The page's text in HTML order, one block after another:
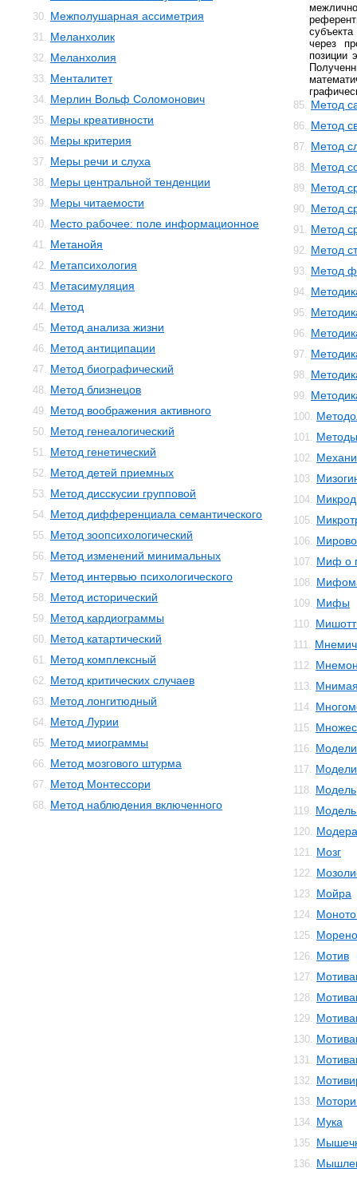
30. Межполушарная ассиметрия
31. Меланхолик
32. Меланхолия
33. Менталитет
34. Мерлин Вольф Соломонович
35. Меры креативности
36. Меры критерия
37. Меры речи и слуха
38. Меры центральной тенденции
39. Меры читаемости
40. Место рабочее: поле информационное
41. Метанойя
42. Метапсихология
43. Метасимуляция
44. Метод
45. Метод анализа жизни
46. Метод антиципации
47. Метод биографический
48. Метод близнецов
49. Метод воображения активного
50. Метод генеалогический
51. Метод генетический
52. Метод детей приемных
53. Метод дисскусии групповой
54. Метод дифференциала семантического
55. Метод зоопсихологический
56. Метод изменений минимальных
57. Метод интервью психологического
58. Метод исторический
59. Метод кардиограммы
60. Метод катартический
61. Метод комплексный
62. Метод критических случаев
63. Метод лонгитюдный
64. Метод Лурии
65. Метод миограммы
66. Метод мозгового штурма
67. Метод Монтессори
68. Метод наблюдения включенного
через
позиции
85. Метод
86. Метод
87. Метод
88. Метод
89. Метод
90. Метод
91. Метод
92. Метод
93. Метод
94.
95.
96.
97.
98.
99.
100.
101. Методы
102.
103.
104.
105.
106.
107. Миф о
108.
109. Мифы
110.
111.
112.
113.
114.
115.
116.
117.
118. Модель
119. Модель
120.
121. Мозг
122.
123. Мойра
124.
125.
126. Мотив
127.
128.
129.
130.
131.
132.
133.
134. Мука
135.
136.